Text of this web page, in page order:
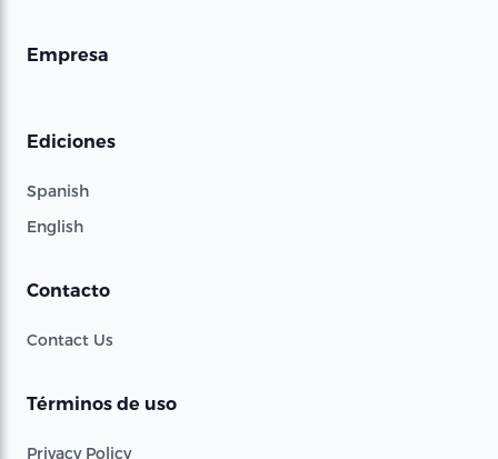
Empresa
Ediciones
Spanish
English
Contacto
Contact Us
Términos de uso
Privacy Policy